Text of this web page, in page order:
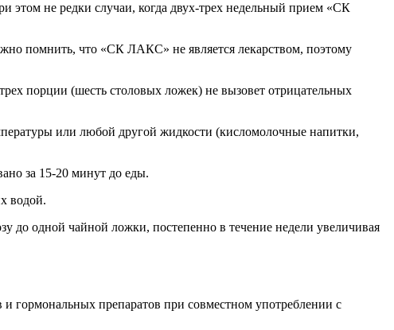
этом не редки случаи, когда двух-трех недельный прием «СК
помнить, что «СК ЛАКС» не является лекарством, поэтому
порции (шесть столовых ложек) не вызовет отрицательных
или любой другой жидкости (кисломолочные напитки,
за 15-20 минут до еды.
водой.
до одной чайной ложки, постепенно в течение недели увеличивая
препаратов при совместном употреблении с